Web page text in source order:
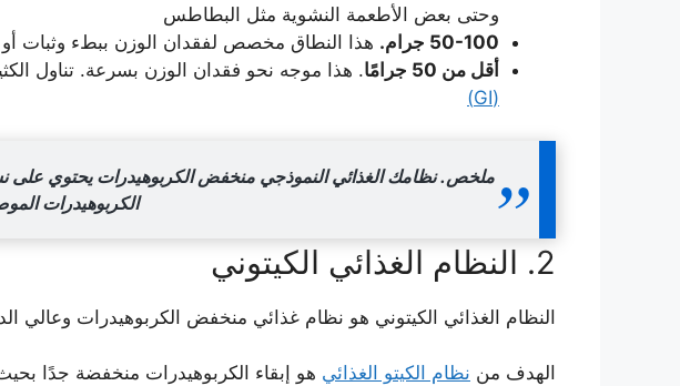
وحتى بعض الأطعمة النشوية مثل البطاطس
50-100 جرام.
هذا النطاق مخصص لفقدان الوزن ببطء وثبات
أقل من 50 جرامًا
. هذا موجه نحو فقدان الوزن بسرعة. تناول
(GI)
ملخص.نظامك الغذائي النموذجي منخفض الكربوهيدرات يحتوي على
الكربوهيدرات
2. النظام الغذائي الكيتوني
النظام الغذائي الكيتوني هو نظام غذائي منخفض الكربوهيدرات وعالي
الهدف من نظام الكيتو الغذائي هو إبقاء الكربوهيدرات منخفضة جدًا